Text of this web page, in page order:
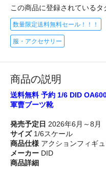
この商品に登録されているタ
数量限定送料無料セール！！！
服・アクセサリー
商品の説明
送料無料 予約 1/6 DID
軍曹ブーツ靴
発売予定日 2026年6月～8月
サイズ1/6スケール
商品仕様 アクションフィギ
メーカー DID
商品詳細